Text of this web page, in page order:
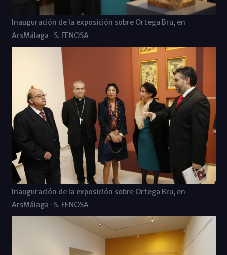
Inauguración de la exposición sobre Ortega Bru, en
ArsMálaga · S. FENOSA
Inauguración de la exposición sobre Ortega Bru, en
ArsMálaga · S. FENOSA